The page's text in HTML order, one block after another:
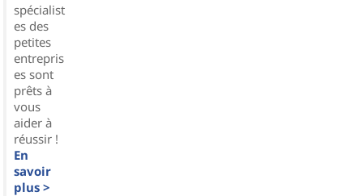
spécialist
es des
petites
entrepris
es sont
prêts à
vous
aider à
réussir !
En
savoir
plus >